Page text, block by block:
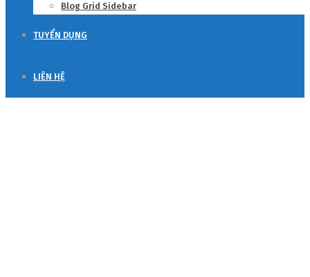
Blog Grid Sidebar
TUYỂN DỤNG
LIÊN HỆ